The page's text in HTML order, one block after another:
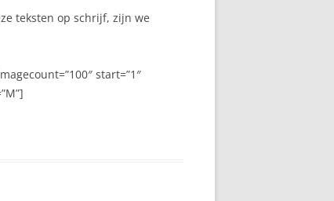
teksten op schrijf, zijn we
start=”1″